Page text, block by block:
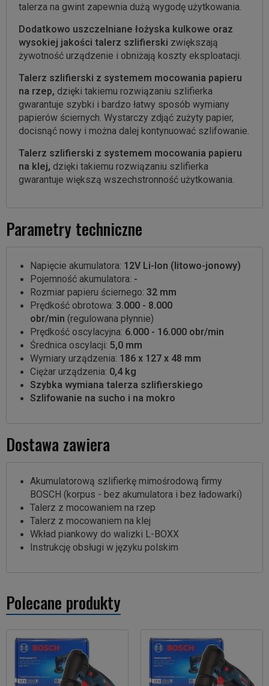
talerza na gwint zapewnia dużą wygodę użytkowania.
Dodatkowo uszczelniane łożyska kulkowe oraz
wysokiej jakości talerz szlifierski zwiększają
żywotność urządzenie i obniżają koszty eksploatacji.
Talerz szlifierski z systemem mocowania papieru
na rzep, dzięki takiemu rozwiązaniu szlifierka
gwarantuje szybki i bardzo łatwy sposób wymiany
papierów ściernych. Wystarczy zdjąć zużyty papier,
docisnąć nowy i można dalej kontynuować szlifowanie.
Talerz szlifierski z systemem mocowania papieru
na klej, dzięki takiemu rozwiązaniu szlifierka
gwarantuje większą wszechstronność użytkowania.
Parametry techniczne
Napięcie akumulatora: 12V Li-Ion (litowo-jonowy)
Pojemność akumulatora: -
Rozmiar papieru ściernego: 32 mm
Prędkość obrotowa: 3.000 - 8.000
obr/min (regulowana płynnie)
Prędkość oscylacyjna: 6.000 - 16.000 obr/min
Średnica oscylacji: 5,0 mm
Wymiary urządzenia: 186 x 127 x 48 mm
Ciężar urządzenia: 0,4 kg
Szybka wymiana talerza szlifierskiego
Szlifowanie na sucho i na mokro
Dostawa zawiera
Akumulatorową szlifierkę mimośrodową firmy
BOSCH (korpus - bez akumulatora i bez ładowarki)
Talerz z mocowaniem na rzep
Talerz z mocowaniem na klej
Wkład piankowy do walizki L-BOXX
Instrukcję obsługi w języku polskim
Polecane produkty